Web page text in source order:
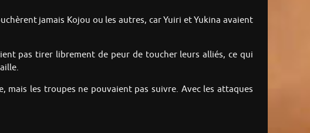
jamais Kojou ou les autres, car Yuiri et Yukina avaient
pas tirer librement de peur de toucher leurs alliés, ce qui
mais les troupes ne pouvaient pas suivre. Avec les attaques